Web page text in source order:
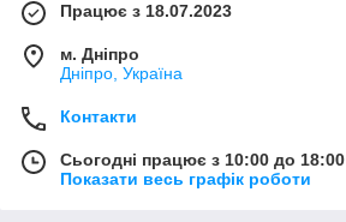
Працює з 18.07.2023
м. Дніпро
Дніпро, Україна
Контакти
Сьогодні працює з 10:00 до 18:00
Показати весь графік роботи